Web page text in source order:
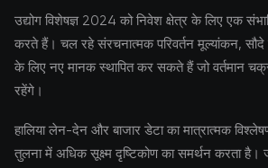
उद्योग विशेषज्ञ 2024 को निवेश क्षेत्र के लिए एक
करते हैं। चल रहे संरचनात्मक परिवर्तन मूल्यांकन, सौदे
के लिए नए मानक स्थापित कर सकते हैं जो वर्तमान
रहेंगे।
हालिया लेन-देन और बाजार डेटा का मात्रात्मक
तुलना में अधिक सूक्ष्म दृष्टिकोण का समर्थन करता